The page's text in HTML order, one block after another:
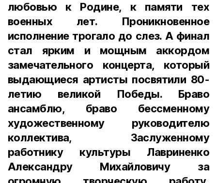
любовью к Родине, к памяти тех
военных лет. Проникновенное
исполнение трогало до слез. А финал
стал ярким и мощным аккордом
замечательного концерта, который
выдающиеся артисты посвятили 80-
летию великой Победы. Браво
ансамблю, браво бессменному
художественному руководителю
коллектива, Заслуженному
работнику культуры Лавриненко
Александру Михайловичу за